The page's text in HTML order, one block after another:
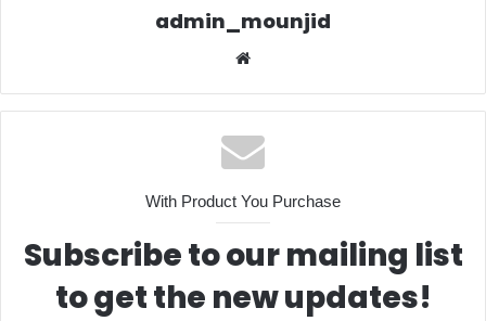
admin_mounjid
With Product You Purchase
Subscribe to our mailing list
to get the new updates!